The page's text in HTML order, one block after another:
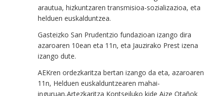
arautua, hizkuntzaren transmisioa-sozializazioa, eta
helduen euskalduntzea.
Gasteizko San Prudentzio fundazioan izango dira
azaroaren 10ean eta 11n, eta Jauzirako Prest izena
izango dute.
AEKren ordezkaritza bertan izango da eta, azaroaren
11n, Helduen euskalduntzearen mahai-
inguruan,Artezkaritza Kontseiluko kide Aize Otañok